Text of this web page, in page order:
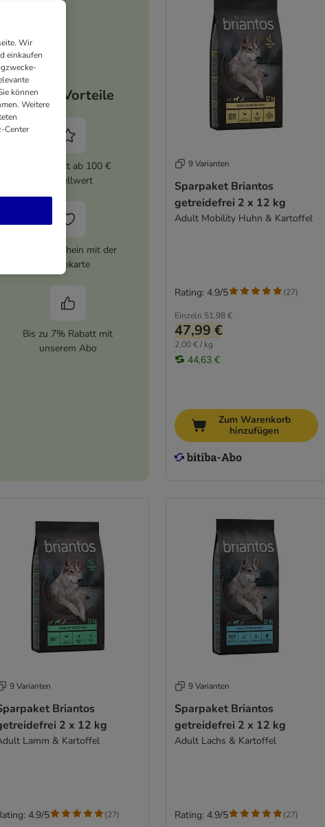
Deine Vorteile
5% Rabatt ab 100 €
Bestellwert
10 € Gutschein mit der
Treuekarte
Bis zu 7% Rabatt mit
unserem Abo
9 Varianten
Sparpaket Briantos
getreidefrei 2 x 12 kg
Adult Mobility Huhn & Kartoffel
Einzeln 51,98 €
47,99 €
2,00 € / kg
44,63 €
Rating: 4.9/5 (27)
Zum Warenkorb
hinzufügen
9 Varianten
Briantos
2 x 12 kg
Lamm & Kartoffel
4.9/5 (27)
9 Varianten
Sparpaket Briantos
getreidefrei 2 x 12 kg
Adult Lachs & Kartoffel
Rating: 4.9/5 (27)
Wir
einkaufen
können
Weitere
Center